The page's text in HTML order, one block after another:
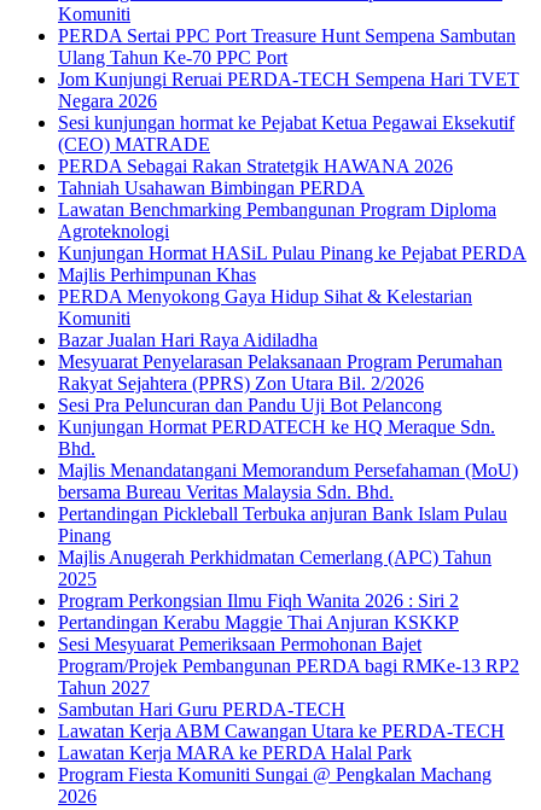
Komuniti
PERDA Sertai PPC Port Treasure Hunt Sempena Sambutan
Ulang Tahun Ke-70 PPC Port
Jom Kunjungi Reruai PERDA-TECH Sempena Hari TVET
Negara 2026
Sesi kunjungan hormat ke Pejabat Ketua Pegawai Eksekutif
(CEO) MATRADE
PERDA Sebagai Rakan Stratetgik HAWANA 2026
Tahniah Usahawan Bimbingan PERDA
Lawatan Benchmarking Pembangunan Program Diploma
Agroteknologi
Kunjungan Hormat HASiL Pulau Pinang ke Pejabat PERDA
Majlis Perhimpunan Khas
PERDA Menyokong Gaya Hidup Sihat & Kelestarian
Komuniti
Bazar Jualan Hari Raya Aidiladha
Mesyuarat Penyelarasan Pelaksanaan Program Perumahan
Rakyat Sejahtera (PPRS) Zon Utara Bil. 2/2026
Sesi Pra Peluncuran dan Pandu Uji Bot Pelancong
Kunjungan Hormat PERDATECH ke HQ Meraque Sdn.
Bhd.
Majlis Menandatangani Memorandum Persefahaman (MoU)
bersama Bureau Veritas Malaysia Sdn. Bhd.
Pertandingan Pickleball Terbuka anjuran Bank Islam Pulau
Pinang
Majlis Anugerah Perkhidmatan Cemerlang (APC) Tahun
2025
Program Perkongsian Ilmu Fiqh Wanita 2026 : Siri 2
Pertandingan Kerabu Maggie Thai Anjuran KSKKP
Sesi Mesyuarat Pemeriksaan Permohonan Bajet
Program/Projek Pembangunan PERDA bagi RMKe-13 RP2
Tahun 2027
Sambutan Hari Guru PERDA-TECH
Lawatan Kerja ABM Cawangan Utara ke PERDA-TECH
Lawatan Kerja MARA ke PERDA Halal Park
Program Fiesta Komuniti Sungai @ Pengkalan Machang
2026